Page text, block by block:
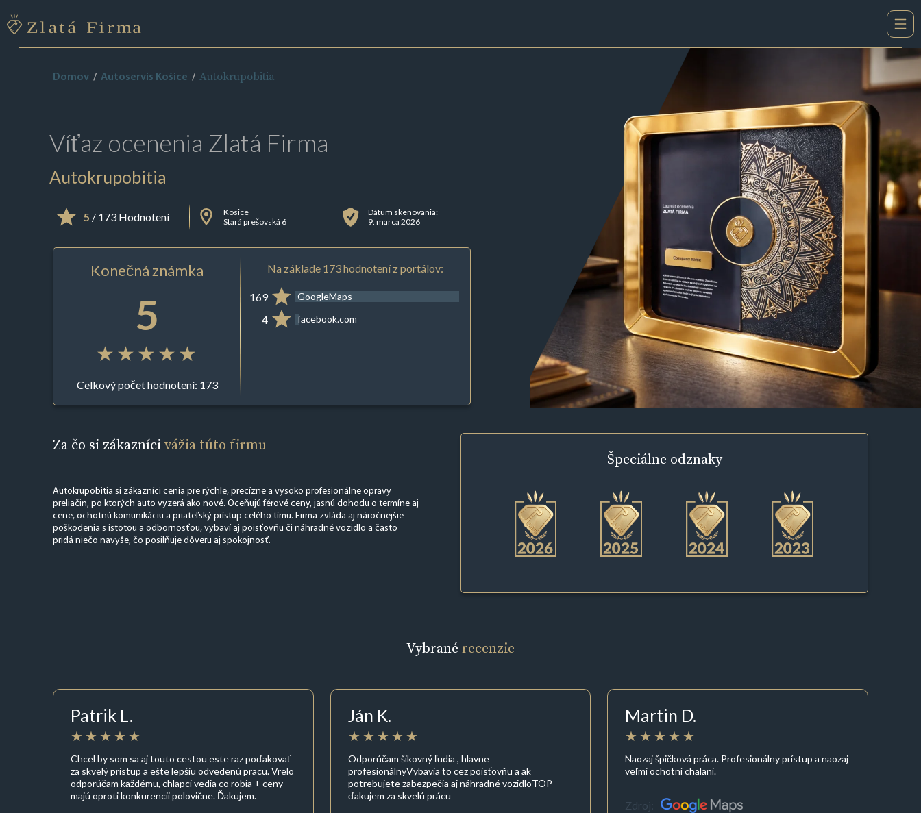
Domov Autoservis Košice Autokrupobitia
Víťaz ocenenia Zlatá Firma
Autokrupobitia
5 / 173 Hodnotení
Kosice
Stará prešovská 6
Dátum skenovania:
9. marca 2026
Konečná známka
5
Celkový počet hodnotení: 173
Na základe 173 hodnotení z portálov:
169 GoogleMaps
4 facebook.com
Za čo si zákaznícivážia túto firmu
Autokrupobitia si zákazníci cenia pre rýchle, precízne a vysoko profesionálne opravy
preliačin, po ktorých auto vyzerá ako nové. Oceňujú férové ceny, jasnú dohodu o termíne aj
cene, ochotnú komunikáciu a priateľský prístup celého tímu. Firma zvláda aj náročnejšie
poškodenia s istotou a odbornosťou, vybaví aj poisťovňu či náhradné vozidlo a často
pridá niečo navyše, čo posilňuje dôveru aj spokojnosť.
Špeciálne odznaky
Vybrané recenzie
Patrik L.
Chcel by som sa aj touto cestou este raz poďakovať
za skvelý pristup a ešte lepšiu odvedenú pracu. Vrelo
odporúčam každému, chlapci vedia co robia + ceny
majú oproti konkurencii polovične. Ďakujem.
Ján K.
Odporúčam šikovný ľudia , hlavne
profesionálnyVybavia to cez poisťovňu a ak
potrebujete zabezpečia aj náhradné vozidloTOP
ďakujem za skvelú prácu
Martin D.
Naozaj špičková práca. Profesionálny prístup a naozaj
veľmi ochotní chalani.
Zdroj: